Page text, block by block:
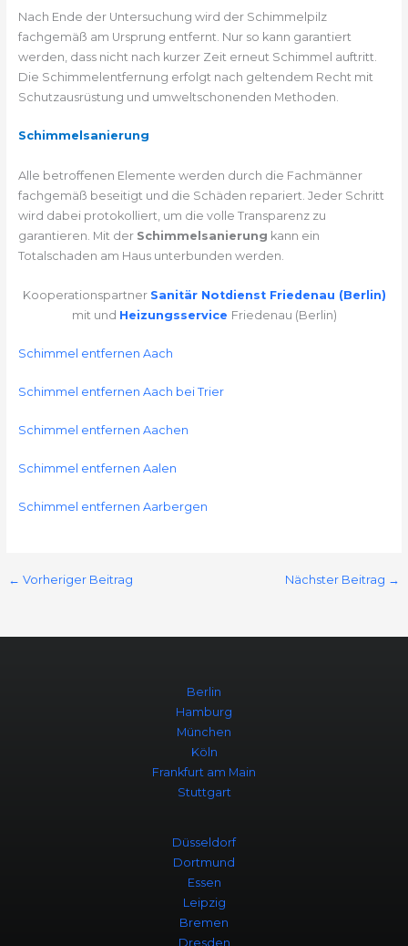
Nach Ende der Untersuchung wird der Schimmelpilz
fachgemäß am Ursprung entfernt. Nur so kann garantiert
werden, dass nicht nach kurzer Zeit erneut Schimmel auftritt.
Die Schimmelentfernung erfolgt nach geltendem Recht mit
Schutzausrüstung und umweltschonenden Methoden.
Schimmelsanierung
Alle betroffenen Elemente werden durch die Fachmänner
fachgemäß beseitigt und die Schäden repariert. Jeder Schritt
wird dabei protokolliert, um die volle Transparenz zu
garantieren. Mit der Schimmelsanierung kann ein
Totalschaden am Haus unterbunden werden.
Kooperationspartner Sanitär Notdienst Friedenau (Berlin)
mit und Heizungsservice Friedenau (Berlin)
Schimmel entfernen Aach
Schimmel entfernen Aach bei Trier
Schimmel entfernen Aachen
Schimmel entfernen Aalen
Schimmel entfernen Aarbergen
← Vorheriger Beitrag Nächster Beitrag →
Berlin
Hamburg
München
Köln
Frankfurt am Main
Stuttgart
Düsseldorf
Dortmund
Essen
Leipzig
Bremen
Dresden